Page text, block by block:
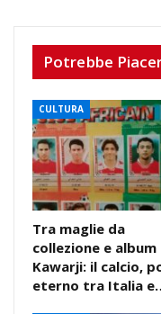
Potrebbe
CULTURA
Tra maglie da
collezione e album
Kawarji: il calcio,
eterno tra Italia